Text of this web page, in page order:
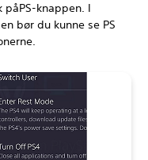
påPS-knappen. I
bør du kunne se PS